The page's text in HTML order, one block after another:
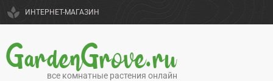
spa ИНТЕРНЕТ-МАГАЗИН
GardenGrove.ru
все комнатные растения онлайн